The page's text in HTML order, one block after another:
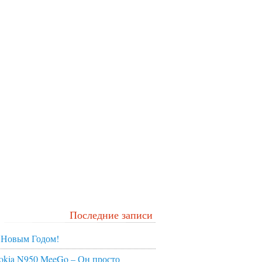
Последние записи
Годом!
N950 MeeGo – Он просто